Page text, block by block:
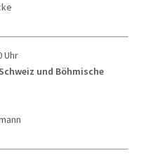
Uhr
und Böhmische